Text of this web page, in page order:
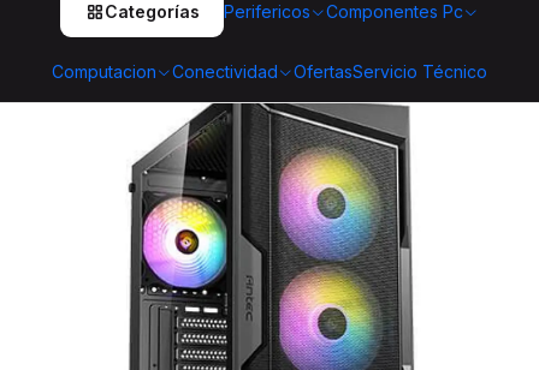
Categorías Perifericos Componentes Pc
Computacion Conectividad OfertasServicio Técnico